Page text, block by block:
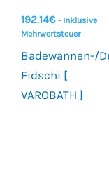
192.14€ - Inklusive
Mehrwertsteuer
Badewannen-/
Fidschi [
VAROBATH ]